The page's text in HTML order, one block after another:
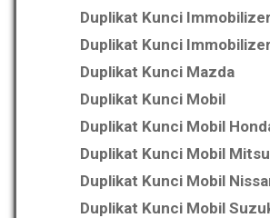
Duplikat Kunci
Duplikat Kunci
Duplikat Kunci Mazda
Duplikat Kunci Mobil
Duplikat Kunci Mobil
Duplikat Kunci Mobil
Duplikat Kunci Mobil
Duplikat Kunci Mobil